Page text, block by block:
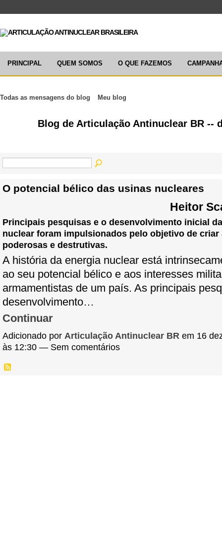
PRINCIPAL QUEM SOMOS O QUE FAZEMOS
Todas as mensagens do blog Meu blog
Blog de Articulação Antinuclear BR --
O potencial bélico das usinas nucleares
Heitor
Principais pesquisas e o desenvolvimento inicial
nuclear foram impulsionados pelo objetivo de criar
poderosas e destrutivas.
A história da energia nuclear está
ao seu potencial bélico e aos interesses
armamentistas de um país. As principais
desenvolvimento…
Continuar
Adicionado por Articulação Antinuclear BR em 16
às 12:30 — Sem comentários